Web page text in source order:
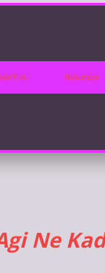
Uyarı Hakkımızda
Ne